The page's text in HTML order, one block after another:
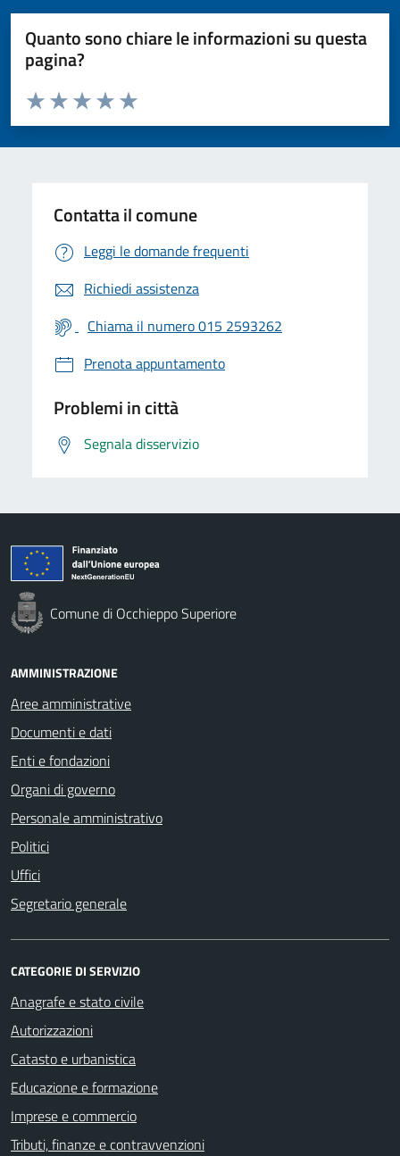
Quanto sono chiare le informazioni su questa
pagina?
Valuta da 1 a 5 stelle la pagina
Valuta 5 stelle su 5
Valuta 4 stelle su 5
Valuta 3 stelle su 5
Valuta 2 stelle su 5
Valuta 1 stelle su 5
Contatta il comune
Leggi le domande frequenti
Richiedi assistenza
Chiama il numero 015 2593262
Prenota appuntamento
Problemi in città
Segnala disservizio
Comune di Occhieppo Superiore
AMMINISTRAZIONE
Aree amministrative
Documenti e dati
Enti e fondazioni
Organi di governo
Personale amministrativo
Politici
Uffici
Segretario generale
CATEGORIE DI SERVIZIO
Anagrafe e stato civile
Autorizzazioni
Catasto e urbanistica
Educazione e formazione
Imprese e commercio
Tributi, finanze e contravvenzioni